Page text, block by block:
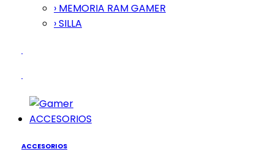
› MEMORIA RAM GAMER
› SILLA
ACCESORIOS
ACCESORIOS